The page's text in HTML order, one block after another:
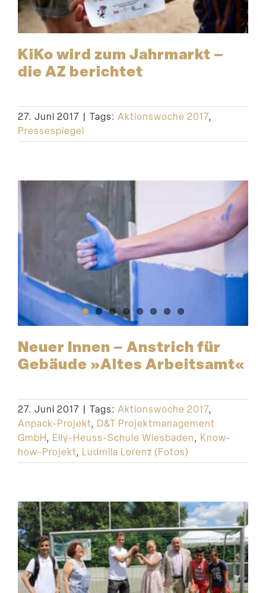
KiKo wird zum Jahrmarkt –
die AZ berichtet
27. Juni 2017 | Tags: Aktionswoche 2017,
Pressespiegel
Neuer Innen – Anstrich für
Gebäude »Altes Arbeitsamt«
27. Juni 2017 | Tags: Aktionswoche 2017,
Anpack-Projekt, D&T Projektmanagement
GmbH, Elly-Heuss-Schule Wiesbaden, Know-
how-Projekt, Ludmila Lorenz (Fotos)